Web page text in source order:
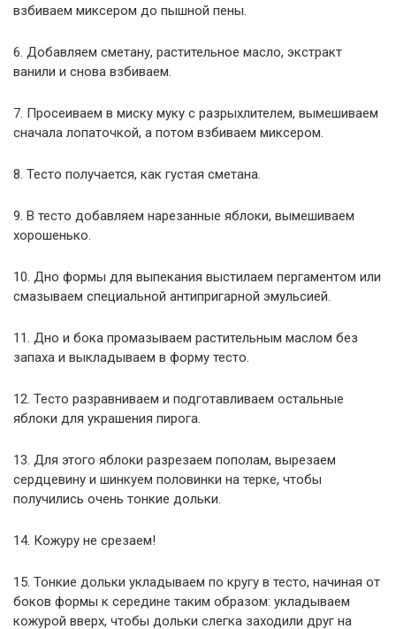
взбиваем миксером до пышной пены.
6. Добавляем сметану, растительное масло, экстракт
ванили и снова взбиваем.
7. Просеиваем в миску муку с разрыхлителем, вымешиваем
сначала лопаточкой, а потом взбиваем миксером.
8. Тесто получается, как густая сметана.
9. В тесто добавляем нарезанные яблоки, вымешиваем
хорошенько.
10. Дно формы для выпекания выстилаем пергаментом или
смазываем специальной антипригарной эмульсией.
11. Дно и бока промазываем растительным маслом без
запаха и выкладываем в форму тесто.
12. Тесто разравниваем и подготавливаем остальные
яблоки для украшения пирога.
13. Для этого яблоки разрезаем пополам, вырезаем
сердцевину и шинкуем половинки на терке, чтобы
получились очень тонкие дольки.
14. Кожуру не срезаем!
15. Тонкие дольки укладываем по кругу в тесто, начиная от
боков формы к середине таким образом: укладываем
кожурой вверх, чтобы дольки слегка заходили друг на